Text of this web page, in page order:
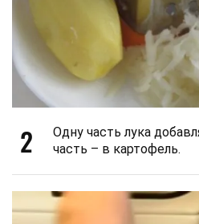
2
Одну часть лука
часть – в картофель.